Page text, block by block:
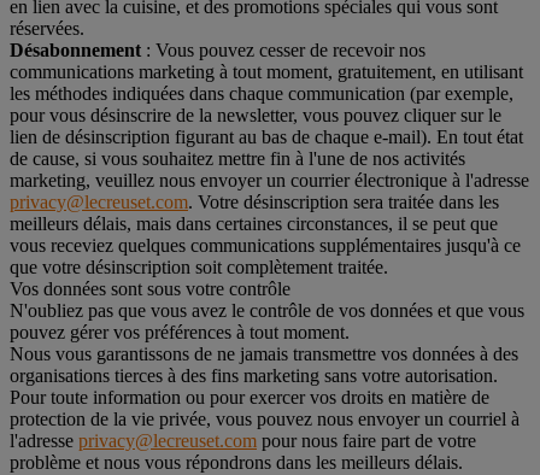
en lien avec la cuisine, et des promotions spéciales qui vous sont
réservées.
Désabonnement : Vous pouvez cesser de recevoir nos
communications marketing à tout moment, gratuitement, en utilisant
les méthodes indiquées dans chaque communication (par exemple,
pour vous désinscrire de la newsletter, vous pouvez cliquer sur le
lien de désinscription figurant au bas de chaque e-mail). En tout état
de cause, si vous souhaitez mettre fin à l'une de nos activités
marketing, veuillez nous envoyer un courrier électronique à l'adresse
privacy@lecreuset.com. Votre désinscription sera traitée dans les
meilleurs délais, mais dans certaines circonstances, il se peut que
vous receviez quelques communications supplémentaires jusqu'à ce
que votre désinscription soit complètement traitée.
Vos données sont sous votre contrôle
N'oubliez pas que vous avez le contrôle de vos données et que vous
pouvez gérer vos préférences à tout moment.
Nous vous garantissons de ne jamais transmettre vos données à des
organisations tierces à des fins marketing sans votre autorisation.
Pour toute information ou pour exercer vos droits en matière de
protection de la vie privée, vous pouvez nous envoyer un courriel à
l'adresse privacy@lecreuset.com pour nous faire part de votre
problème et nous vous répondrons dans les meilleurs délais.